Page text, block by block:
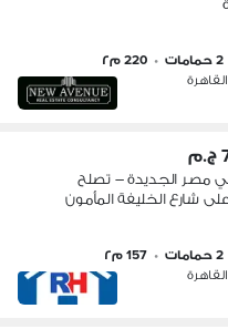
2 حمامات • 220 م٢
مصر الجديدة – تصلح
شارع الخليفة المأمون
جميع الخدمات والمحاور
2 حمامات • 157 م٢